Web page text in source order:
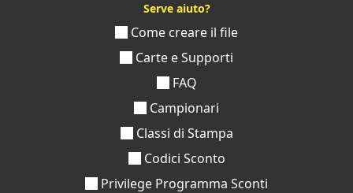
Serve aiuto?
Come creare il file
Carte e Supporti
FAQ
Campionari
Classi di Stampa
Codici Sconto
Privilege Programma Sconti